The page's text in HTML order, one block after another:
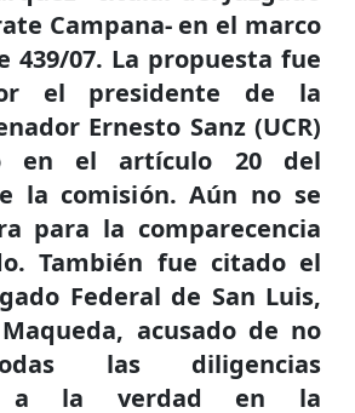
Campana- en el marco
439/07. La propuesta fue
el presidente de la
Ernesto Sanz (UCR)
en el artículo 20 del
la comisión. Aún no se
para la comparecencia
También fue citado el
Federal de San Luis,
acusado de no
las diligencias
a la verdad en la